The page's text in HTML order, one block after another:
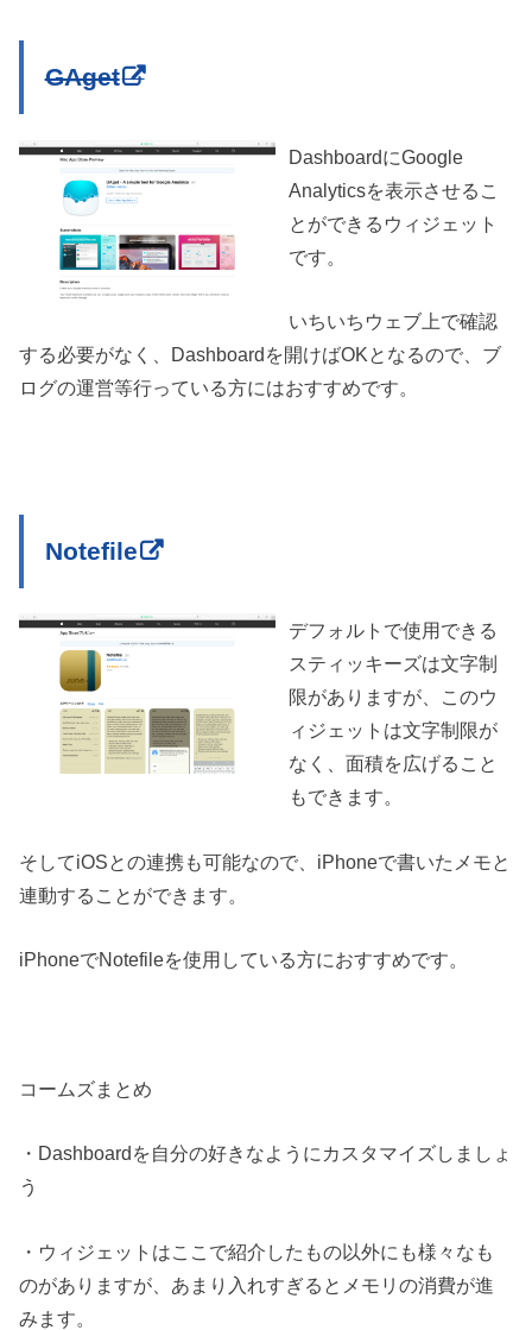
GAget
DashboardにGoogle
Analyticsを表示させるこ
とができるウィジェット
です。
いちいちウェブ上で確認
する必要がなく、Dashboardを開けばOKとなるので、ブ
ログの運営等行っている方にはおすすめです。
Notefile
デフォルトで使用できる
スティッキーズは文字制
限がありますが、このウ
ィジェットは文字制限が
なく、面積を広げること
もできます。
そしてiOSとの連携も可能なので、iPhoneで書いたメモと
連動することができます。
iPhoneでNotefileを使用している方におすすめです。
コームズまとめ
・Dashboardを自分の好きなようにカスタマイズしましょ
う
・ウィジェットはここで紹介したもの以外にも様々なも
のがありますが、あまり入れすぎるとメモリの消費が進
みます。